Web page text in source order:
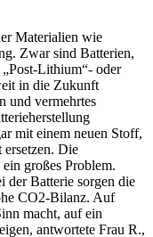
Materialien wie
Zwar sind Batterien,
Lithium“- oder
in die Zukunft
und vermehrtes
mit einem neuen Stoff,
Die
großes Problem.
der Batterie sorgen die
CO2-Bilanz. Auf
macht, auf ein
antwortete Frau R.,